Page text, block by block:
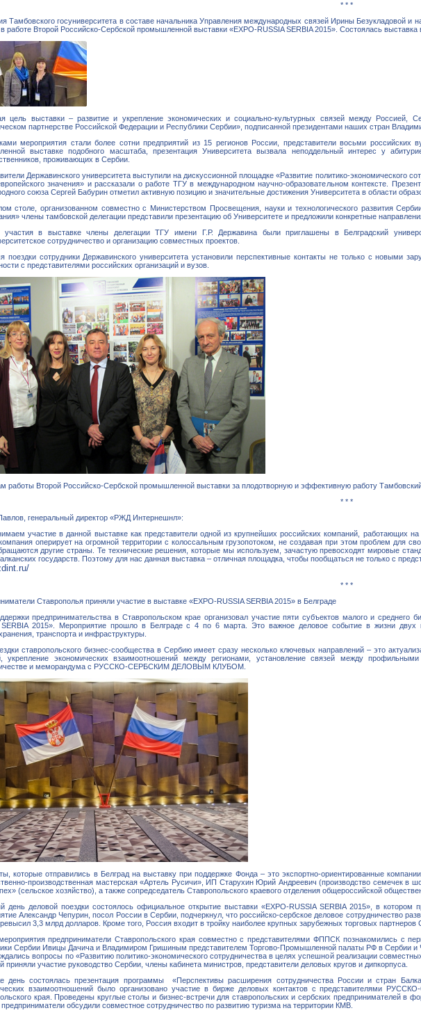
* * *
Тамбовского госуниверситета в составе начальника Управления международных связей Ирины Безукладовой
работе Второй Российско-Сербской промышленной выставки «EXPO-RUSSIA SERBIA 2015». Состоялась выставка
цель выставки – развитие и укрепление экономических и социально-культурных связей между Россией,
партнерстве Российской Федерации и Республики Сербии», подписанной президентами наших стран
мероприятия стали более сотни предприятий из 15 регионов России, представители восьми
выставке подобного масштаба, презентация Университета вызвала неподдельный интерес у
проживающих в Сербии.
Державинского университета выступили на дискуссионной площадке «Развитие политико-экономического
значения» и рассказали о работе ТГУ в международном научно-образовательном контексте.
союза Сергей Бабурин отметил активную позицию и значительные достижения Университета в области
столе, организованном совместно с Министерством Просвещения, науки и технологического развития
члены тамбовской делегации представили презентацию об Университете и предложили конкретные
в выставке члены делегации ТГУ имени Г.Р. Державина были приглашены в Белградский
сотрудничество и организацию совместных проектов.
поездки сотрудники Державинского университета установили перспективные контакты не только с новыми
с представителями российских организаций и вузов.
работы Второй Российско-Сербской промышленной выставки за плодотворную и эффективную работу
* * *
генеральный директор «РЖД Интернешнл»:
участие в данной выставке как представители одной из крупнейших российских компаний, работающих
оперирует на огромной территории с колоссальным грузопотоком, не создавая при этом проблем для
другие страны. Те технические решения, которые мы используем, зачастую превосходят мировые
государств. Поэтому для нас данная выставка – отличная площадка, чтобы пообщаться не только с
* * *
Ставрополья приняли участие в выставке «EXPO-RUSSIA SERBIA 2015» в Белграде
предпринимательства в Ставропольском крае организовал участие пяти субъектов малого и
SERBIA 2015». Мероприятие прошло в Белграде с 4 по 6 марта. Это важное деловое событие в жизни двух
транспорта и инфраструктуры.
ставропольского бизнес-сообщества в Сербию имеет сразу несколько ключевых направлений – это
укрепление экономических взаимоотношений между регионами, установление связей между
и меморандума с РУССКО-СЕРБСКИМ ДЕЛОВЫМ КЛУБОМ.
которые отправились в Белград на выставку при поддержке Фонда – это экспортно-ориентированные
производственная мастерская «Артель Русичи», ИП Старухин Юрий Андреевич (производство семечек в
(сельское хозяйство), а также сопредседатель Ставропольского краевого отделения общероссийской
день деловой поездки состоялось официальное открытие выставки «EXPO-RUSSIA SERBIA 2015», в
Александр Чепурин, посол России в Сербии, подчеркнул, что российско-сербское деловое сотрудничество
3,3 млрд долларов. Кроме того, Россия входит в тройку наиболее крупных зарубежных торговых партнеров
предприниматели Ставропольского края совместно с представителями ФППСК познакомились с
Сербии Ивицы Дачича и Владимиром Гришиным представителем Торгово-Промышленной палаты РФ в Сербии и
вопросы по «Развитию политико-экономического сотрудничества в целях успешной реализации
приняли участие руководство Сербии, члены кабинета министров, представители деловых кругов и дипкорпуса.
день состоялась презентация программы «Перспективы расширения сотрудничества России и стран
взаимоотношений было организовано участие в бирже деловых контактов с представителями
края. Проведены круглые столы и бизнес-встречи для ставропольских и сербских предпринимателей в
обсудили совместное сотрудничество по развитию туризма на территории КМВ.